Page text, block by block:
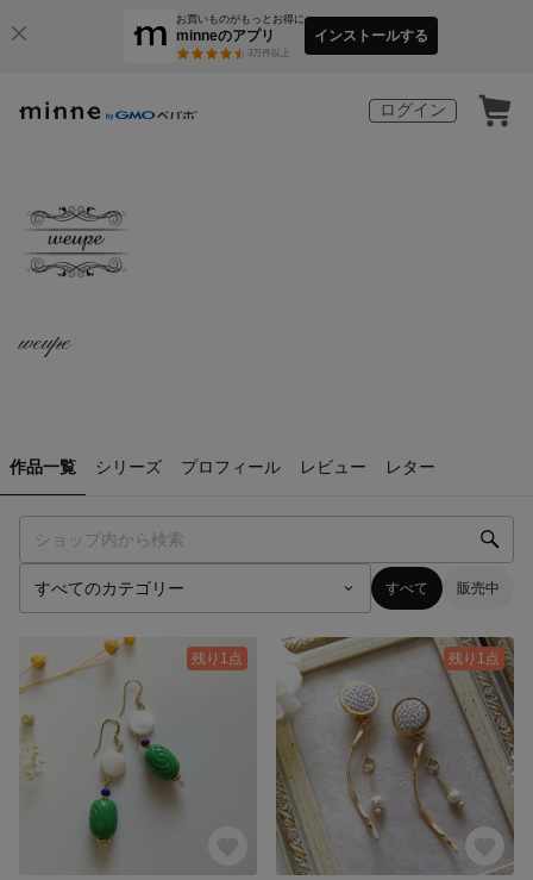
お買いものがもっとお得に
minneのアプリ
3万件以上
インストールする
ログイン
weupe
作品一覧 シリーズ プロフィール レビュー レター
すべて 販売中
残り1点 残り1点